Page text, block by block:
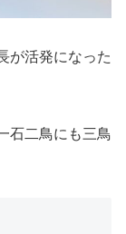
が活発になった
石二鳥にも三鳥